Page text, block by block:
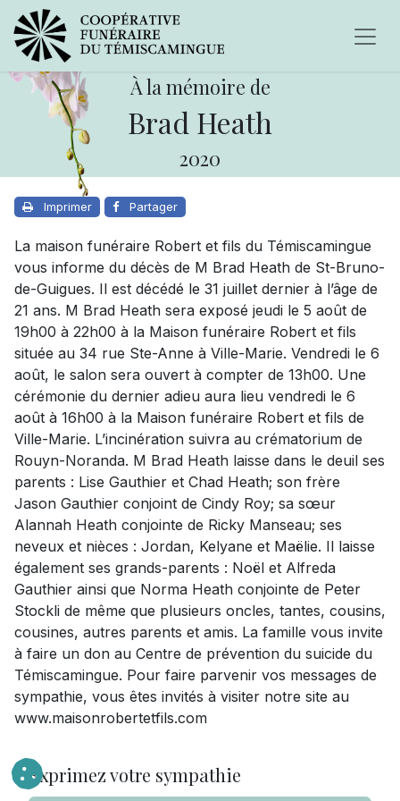
À la mémoire de
Brad Heath
2020
Imprimer Partager
La maison funéraire Robert et fils du Témiscamingue
vous informe du décès de M Brad Heath de St-Bruno-
de-Guigues. Il est décédé le 31 juillet dernier à l’âge de
21 ans. M Brad Heath sera exposé jeudi le 5 août de
19h00 à 22h00 à la Maison funéraire Robert et fils
située au 34 rue Ste-Anne à Ville-Marie. Vendredi le 6
août, le salon sera ouvert à compter de 13h00. Une
cérémonie du dernier adieu aura lieu vendredi le 6
août à 16h00 à la Maison funéraire Robert et fils de
Ville-Marie. L’incinération suivra au crématorium de
Rouyn-Noranda. M Brad Heath laisse dans le deuil ses
parents : Lise Gauthier et Chad Heath; son frère
Jason Gauthier conjoint de Cindy Roy; sa sœur
Alannah Heath conjointe de Ricky Manseau; ses
neveux et nièces : Jordan, Kelyane et Maëlie. Il laisse
également ses grands-parents : Noël et Alfreda
Gauthier ainsi que Norma Heath conjointe de Peter
Stockli de même que plusieurs oncles, tantes, cousins,
cousines, autres parents et amis. La famille vous invite
à faire un don au Centre de prévention du suicide du
Témiscamingue. Pour faire parvenir vos messages de
sympathie, vous êtes invités à visiter notre site au
www.maisonrobertetfils.com
Exprimez votre sympathie